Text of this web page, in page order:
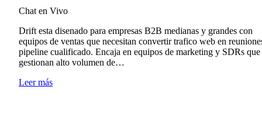
Chat en Vivo
Drift esta disenado para empresas B2B medianas y grandes con
equipos de ventas que necesitan convertir trafico web en
pipeline cualificado. Encaja en equipos de marketing y SDRs que
gestionan alto volumen de…
Leer más